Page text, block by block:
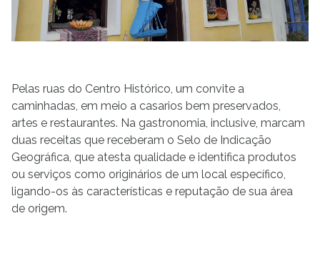
Pelas ruas do Centro Histórico, um convite a
caminhadas, em meio a casarios bem preservados,
artes e restaurantes. Na gastronomia, inclusive, marcam
duas receitas que receberam o Selo de Indicação
Geográfica, que atesta qualidade e identifica produtos
ou serviços como originários de um local específico,
ligando-os às características e reputação de sua área
de origem.